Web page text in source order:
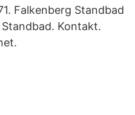
Falkenberg Standbad
Kontakt.